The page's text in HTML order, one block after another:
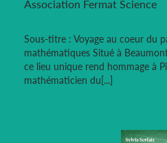
Association Fermat Science
Sous-titre : Voyage au coeur du
mathématiques Situé à
ce lieu unique rend hommage à
mathématicien du[...]